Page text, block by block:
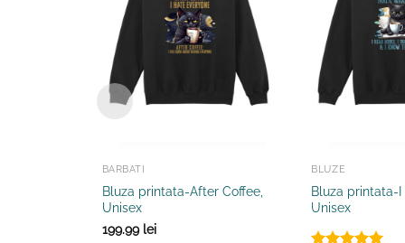
BARBATI
Bluza printata-After Coffee,
Unisex
199.99 lei
BLUZE
Bluza printata-I
Unisex